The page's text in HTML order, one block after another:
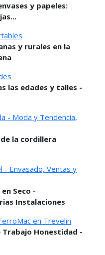
y papeles:
y rurales en la
las edades y talles -
- Moda y Tendencia,
la cordillera
- Envasado, Ventas y
Seco -
Instalaciones
en Trevelin
Trabajo Honestidad -